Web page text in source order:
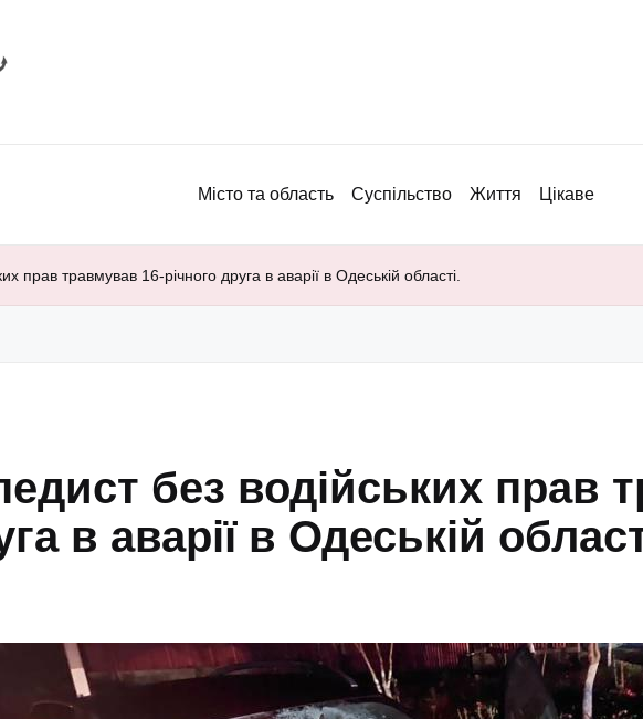
Місто та область Суспільство Життя Цікаве
прав травмував 16-річного друга в аварії в Одеській області.
без водійських прав
в аварії в Одеській